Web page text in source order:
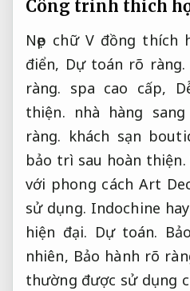
Công trình thích
Nẹp chữ V đồng
điển, Dự toán rõ ràng.
ràng. spa cao cấp,
thiện. nhà hàng
ràng. khách sạn
bảo trì sau hoàn thiện.
với phong cách Art
sử dụng. Indochine
hiện đại. Dự toán.
nhiên, Bảo hành rõ
thường được sử dụng